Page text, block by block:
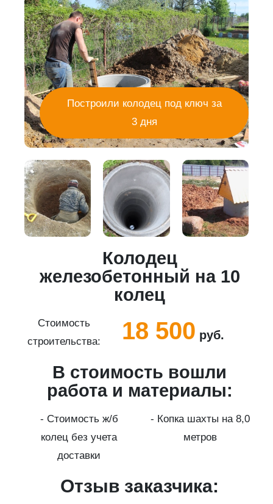
Построили колодец под ключ за
3 дня
Колодец
железобетонный на 10
колец
Стоимость
строительства:
18 500 руб.
В стоимость вошли
работа и материалы:
- Стоимость ж/б
колец без учета
доставки
- Копка шахты на 8,0
метров
Отзыв заказчика: